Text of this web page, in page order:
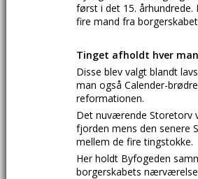
først i det 15.
fire mand fra
Tinget afholdt hver
Disse blev valgt blandt
man også Calender-
reformationen.
Det nuværende Storetorv
fjorden mens den senere
mellem de fire tingstokke.
Her holdt Byfogeden
borgerskabets